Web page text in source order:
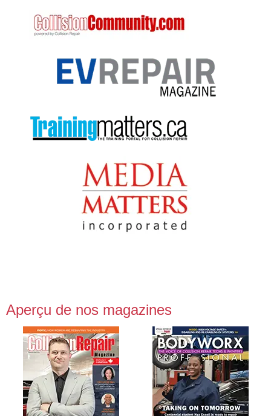
Aperçu de nos magazines